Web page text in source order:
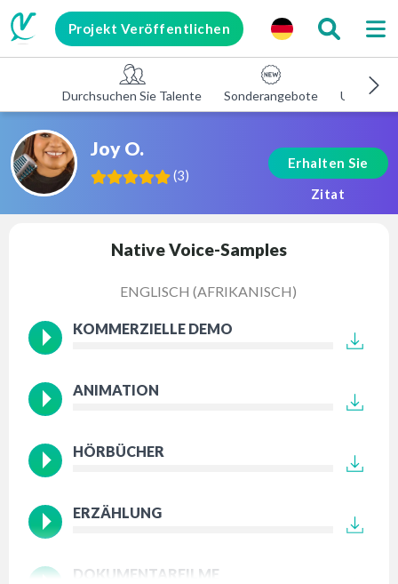
Projekt Veröffentlichen
Durchsuchen Sie Talente Sonderangebote
Joy O.
(3)
Erhalten Sie
Zitat
Native Voice-Samples
ENGLISCH (AFRIKANISCH)
KOMMERZIELLE DEMO
ANIMATION
HÖRBÜCHER
ERZÄHLUNG
DOKUMENTARFILME